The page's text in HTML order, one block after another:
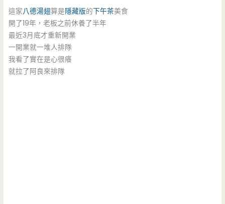
這家八德湯翅算是隱藏版的下午茶美食
開了19年，老板之前休養了半年
最近3月底才重新開業
一開業就一堆人排隊
我看了實在是心很癢
就拉了阿良來排隊